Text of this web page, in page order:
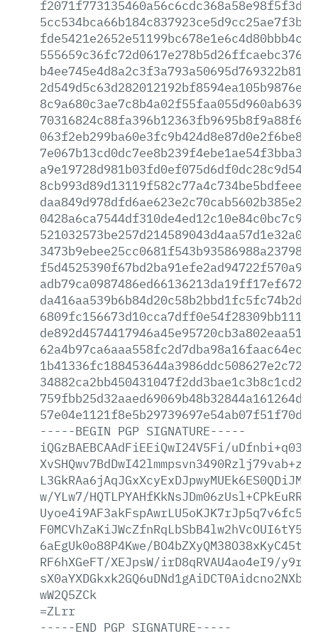
-----BEGIN PGP SIGNATURE-----
iQGzBAEBCAAdFiEEiQwI24V5Fi/
w/YLw7/
Uyoe4i9AF3akFspAwrLU5oKJK7rJp5q7v6fc5/
6aEgUk0o88P4Kwe/
RF6hXGeFT/XEJpsW/irD8qRVAU4ao4eI9/
wW2Q5ZCk
=ZLrr
-----END PGP SIGNATURE-----